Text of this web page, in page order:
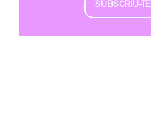
SUBSCRIU-TE